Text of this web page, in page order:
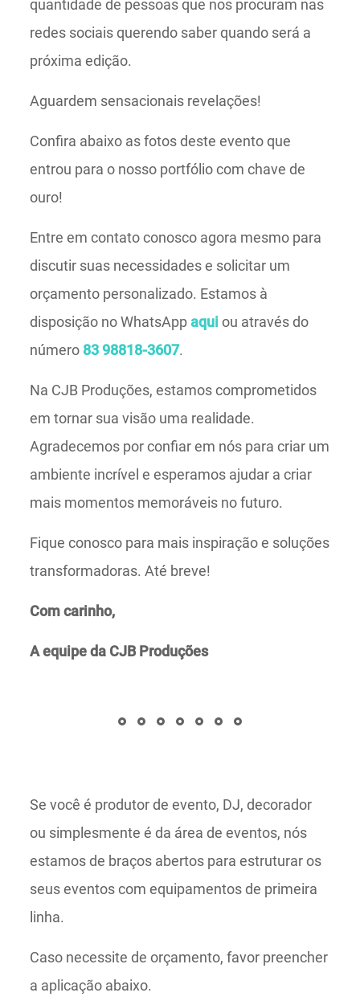
quantidade de pessoas que nos procuram nas
redes sociais querendo saber quando será a
próxima edição.
Aguardem sensacionais revelações!
Confira abaixo as fotos deste evento que
entrou para o nosso portfólio com chave de
ouro!
Entre em contato conosco agora mesmo para
discutir suas necessidades e solicitar um
orçamento personalizado. Estamos à
disposição no WhatsAppaquiou através do
número 83 98818-3607.
Na CJB Produções, estamos comprometidos
em tornar sua visão uma realidade.
Agradecemos por confiar em nós para criar um
ambiente incrível e esperamos ajudar a criar
mais momentos memoráveis no futuro.
Fique conosco para mais inspiração e soluções
transformadoras. Até breve!
Com carinho,
A equipe da CJB Produções
Se você é produtor de evento, DJ, decorador
ou simplesmente é da área de eventos, nós
estamos de braços abertos para estruturar os
seus eventos com equipamentos de primeira
linha.
Caso necessite de orçamento, favor preencher
a aplicação abaixo.